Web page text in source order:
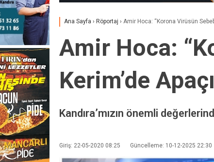
Ana Sayfa › Röportaj › Amir Hoca: “Korona Virüsün
Amir Hoca:
Kerim’de
Kandıra’mızın önemli
Giriş: 22-05-2020 08:25 Güncelleme: 10-12-2025 22:30